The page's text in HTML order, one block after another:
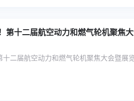
第十二届航空动力和燃气轮机聚焦
二届航空动力和燃气轮机聚焦大会暨展